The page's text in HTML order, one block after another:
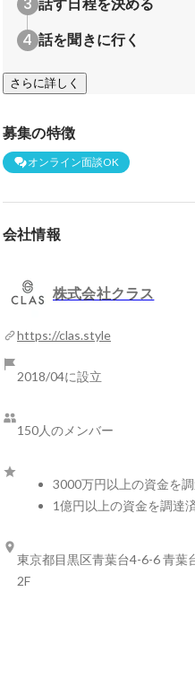
話を聞きに行く
さらに詳しく
募集の特徴
オンライン面談OK
会社情報
株式会社クラス
https://clas.style
2018/04に設立
150人のメンバー
3000万円以上の資金を
1億円以上の資金を調達
東京都目黒区青葉台4-6-6 青葉
2F